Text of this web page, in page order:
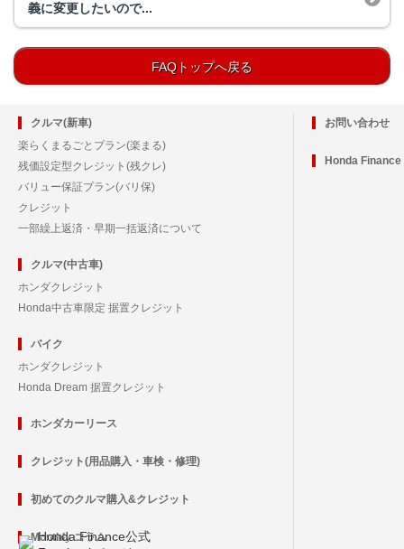
義に変更したいので...
FAQトップへ戻る
クルマ(新車)
楽らくまるごとプラン(楽まる)
残価設定型クレジット(残クレ)
バリュー保証プラン(バリ保)
クレジット
一部繰上返済・早期一括返済について
クルマ(中古車)
ホンダクレジット
Honda中古車限定 据置クレジット
バイク
ホンダクレジット
Honda Dream 据置クレジット
ホンダカーリース
クレジット(用品購入・車検・修理)
初めてのクルマ購入&クレジット
Monthly コラム
お問い合わせ
Honda Finance
Honda Finance公式